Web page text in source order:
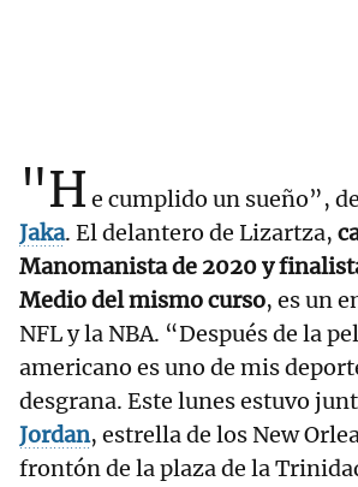
"H e cumplido un sueño”,
Jaka. El delantero de Lizartza,
Manomanista de 2020 y
Medio del mismo curso, es un
NFL y la NBA. “Después de la
americano es uno de mis
desgrana. Este lunes estuvo
Jordan, estrella de los New
frontón de la plaza de la